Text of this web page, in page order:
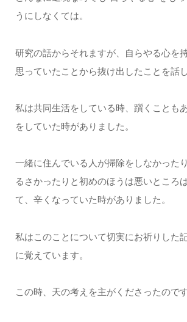
うにしなくては。
研究の話からそれますが、自らやる心を
思っていたことから抜け出したことを話し
私は共同生活をしている時、躓くことも
をしていた時がありました。
一緒に住んでいる人が掃除をしなかった
るさかったりと初めのほうは悪いところ
て、辛くなっていた時がありました。
私はこのことについて切実にお祈りした
に覚えています。
この時、天の考えを主がくださったのです